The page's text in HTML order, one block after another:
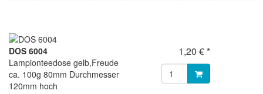
DOS 6004
Lampionteedose gelb,Freude
ca. 100g 80mm Durchmesser
120mm hoch
1,20 € *